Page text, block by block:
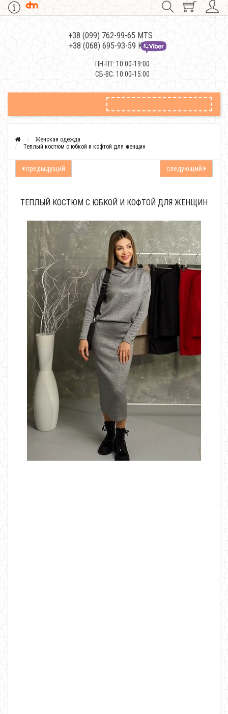
+38 (099) 762-99-65 MTS
+38 (068) 695-93-59 Kievstar
ПН-ПТ: 10:00-19:00
СБ-ВС: 10:00-15:00
Женская одежда
Теплый костюм с юбкой и кофтой для женщин
предыдущий следующий
ТЕПЛЫЙ КОСТЮМ С ЮБКОЙ И КОФТОЙ ДЛЯ ЖЕНЩИН